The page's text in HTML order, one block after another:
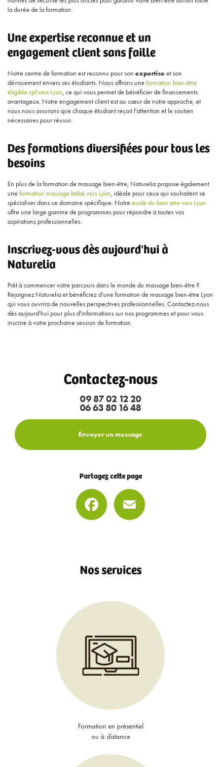
la durée de la formation.
Une expertise reconnue et un
engagement client sans faille
Notre centre de formation est reconnu pour son expertiseet son
dévouement envers ses étudiants. Nous offrons une formation bien-être
éligible cpf vers Lyon, ce qui vous permet de bénéficier de financements
avantageux. Notre engagement client est au cœur de notre approche, et
nous nous assurons que chaque étudiant reçoit l'attention et le soutien
nécessaires pour réussir.
Des formations diversifiées pour tous les
besoins
En plus de la formation de massage bien-être, Naturelia propose également
une formation massage bébé vers Lyon, idéale pour ceux qui souhaitent se
spécialiser dans ce domaine spécifique. Notre ecole du bien etre vers Lyon
offre une large gamme de programmes pour répondre à toutes vos
aspirations professionnelles.
Inscrivez-vous dès aujourd'hui à
Naturelia
Prêt à commencer votre parcours dans le monde du massage bien-être ?
Rejoignez Naturelia et bénéficiez d'une formation de massage bien-être Lyon
qui vous ouvrira de nouvelles perspectives professionnelles. Contactez-nous
dès aujourd'hui pour plus d'informations sur nos programmes et pour vous
inscrire à votre prochaine session de formation.
Contactez-nous
09 87 02 12 20
06 63 80 16 48
Envoyer un message
Partagez cette page
Facebook
Nos services
Formation en présentiel
ou à distance